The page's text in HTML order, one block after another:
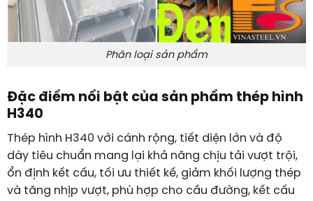
Phân loại sản phẩm
Đặc điểm nổi bật của sản phẩm thép hình
H340
Thép hình H340 với cánh rộng, tiết diện lớn và độ
dày tiêu chuẩn mang lại khả năng chịu tải vượt trội,
ổn định kết cấu, tối ưu thiết kế, giảm khối lượng thép
và tăng nhịp vượt, phù hợp cho cầu đường, kết cấu